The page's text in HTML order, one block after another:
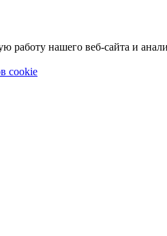
нашего веб-сайта и
cookie